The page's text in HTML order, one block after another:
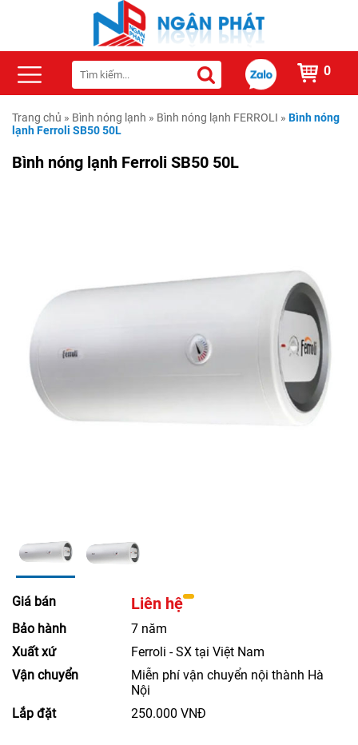
0
Trang chủ » Bình nóng lạnh » Bình nóng lạnh FERROLI » Bình nóng
lạnh Ferroli SB50 50L
Bình nóng lạnh Ferroli SB50 50L
Giá bán Liên hệ
Bảo hành
7 năm
Xuất xứ
Ferroli - SX tại Việt Nam
Vận chuyển
Miễn phí vận chuyển nội thành Hà
Nội
Lắp đặt
250.000 VNĐ